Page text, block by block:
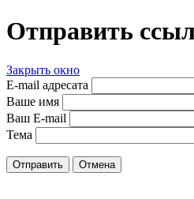
Отправить
Закрыть окно
E-mail адресата
Ваше имя
Ваш E-mail
Тема
Отправить Отмена